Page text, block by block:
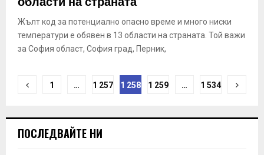
Жълт код за потенциално опасно време и много ниски
температури е обявен в 13 области на страната. Той важи
за София област, София град, Перник,
Н
в
1 … 1 257 1 258 1 259 … 1 534
ПОСЛЕДВАЙТЕ НИ